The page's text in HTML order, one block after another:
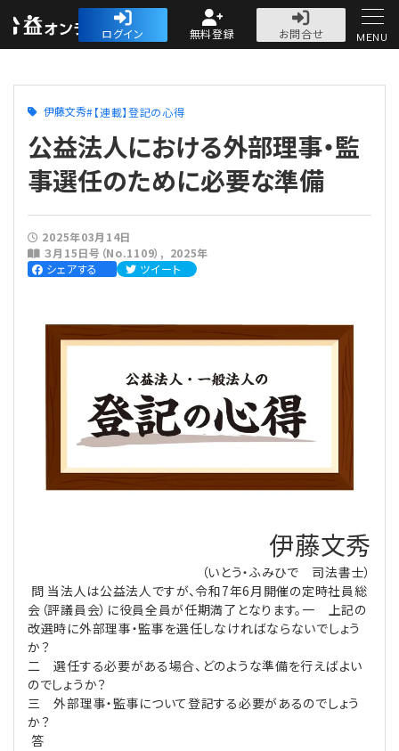
公益・一般法人オ
ログイン 無料登録
お問合せ
人気記事
法人運営
理事会
評議員会・社員総会
理事・監事
評議員
定款関連
法改正-法人運営
会計・税務
定期提出書類
会計処理
寄附
インボイス
電子帳簿保存法
労務管理
給与計算
利益相反取引
法改正-法務
経営
IT
論壇
カレンダー
NEWS・TOPIC・特報
【連載】オピニオンリーダーのnote
【連載】これからの時代の資産運用
【連載】採用・定着・育成のための人事戦略
【連載】事例に学ぶ立入検査で想定される指摘事項
【連載】シェアコモン200インタビュー
公益・一般法人オンラインとは
登録案内
専門誌一覧
MENU
伊藤文秀 【連載】登記の心得
公益法人における外部理事・監
事選任のために必要な準備
2025年03月14日
３月15日号（No.1109）
2025年
シェアする
ツイート
伊藤文秀
（いとう・ふみひで 司法書士）
問 当法人は公益法人ですが、令和7年6月開催の定時社員総
会（評議員会）に役員全員が任期満了となります。一 上記の
改選時に外部理事・監事を選任しなければならないでしょう
か？
二 選任する必要がある場合、どのような準備を行えばよい
のでしょうか？
三 外部理事・監事について登記する必要があるのでしょう
か？
答